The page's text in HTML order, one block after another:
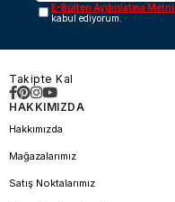
E-Bülten Aydınlatma Metni
kabul ediyorum.
Takipte Kal
HAKKIMIZDA
Hakkımızda
Mağazalarımız
Satış Noktalarımız